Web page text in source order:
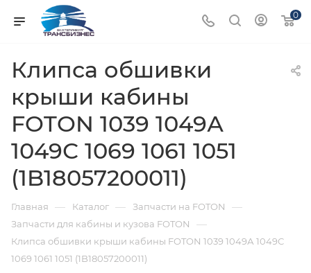
0
Клипса обшивки
крыши кабины
FOTON 1039 1049А
1049С 1069 1061 1051
(1B18057200011)
Главная — Каталог — Запчасти на FOTON —
Запчасти для кабины и кузова FOTON —
Клипса обшивки крыши кабины FOTON 1039 1049А 1049С
1069 1061 1051 (1B18057200011)